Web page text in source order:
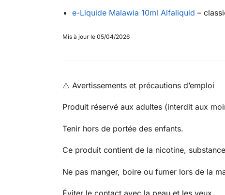
e-Liquide Malawia 10ml Alfaliquid –
Mis à jour le 05/04/2026
⚠️ Avertissements et précautions d’emploi
Produit réservé aux adultes (interdit aux
Tenir hors de portée des enfants.
Ce produit contient de la nicotine,
Ne pas manger, boire ou fumer lors de la